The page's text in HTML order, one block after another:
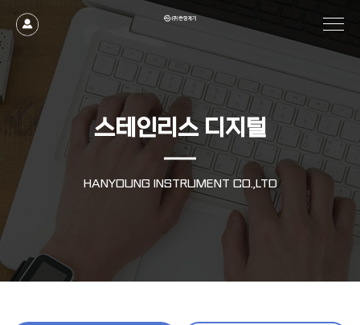
스테인리스 디지털
HANYOUNG INSTRUMENT CO.,LTD